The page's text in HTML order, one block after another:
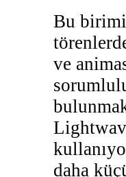
Bu
ve
daha